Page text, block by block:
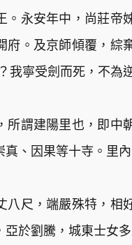
。永安年中，尚莊帝
府。及京師傾覆，綜
我寧受劍而死，不為
所謂建陽里也，即中
、因果等十寺。里
八尺，端嚴殊特，相
於劉騰，城東士女